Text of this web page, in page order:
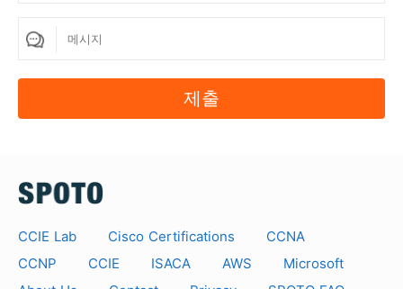
제출
CCIE Lab Cisco Certifications
CCNA
CCNP
CCIE ISACA AWS
Microsoft